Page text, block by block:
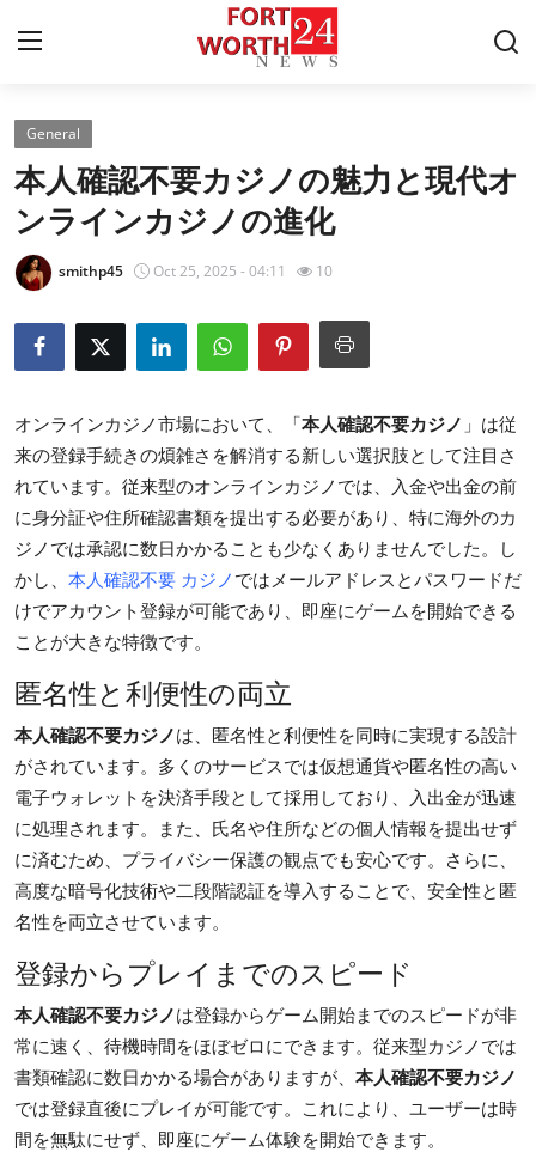
Home
Contact
Press Release
Privacy Policy
News Network
Submit Press Release
Health
Guest Posting
Advertise with US
Crypto
Business
Finance
Tech
Real Estate
General
Top 10
How To
General
本人確認不要カジノの魅力と現代オ
ンラインカジノの進化
smithp45 Oct 25, 2025 - 04:11 10
オンラインカジノ市場において、「本人確認不要カジノ 」は従
来の登録手続きの煩雑さを解消する新しい選択肢として注目さ
れています。従来型のオンラインカジノでは、入金や出金の前
に身分証や住所確認書類を提出する必要があり、特に海外のカ
ジノでは承認に数日かかることも少なくありませんでした。し
かし、 本人確認不要 カジノ ではメールアドレスとパスワードだ
けでアカウント登録が可能であり、即座にゲームを開始できる
ことが大きな特徴です。
匿名性と利便性の両立
本人確認不要カジノは、匿名性と利便性を同時に実現する設計
がされています。多くのサービスでは仮想通貨や匿名性の高い
電子ウォレットを決済手段として採用しており、入出金が迅速
に処理されます。また、氏名や住所などの個人情報を提出せず
に済むため、プライバシー保護の観点でも安心です。さらに、
高度な暗号化技術や二段階認証を導入することで、安全性と匿
名性を両立させています。
登録からプレイまでのスピード
本人確認不要カジノは登録からゲーム開始までのスピードが非
常に速く、待機時間をほぼゼロにできます。従来型カジノでは
書類確認に数日かかる場合がありますが、 本人確認不要カジノ
では登録直後にプレイが可能です。これにより、ユーザーは時
間を無駄にせず、即座にゲーム体験を開始できます。